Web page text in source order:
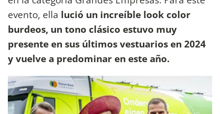
evento, ella lució un increíble look color
burdeos, un tono clásico estuvo muy
presente en sus últimos vestuarios en 2024
y vuelve a predominar en este año.